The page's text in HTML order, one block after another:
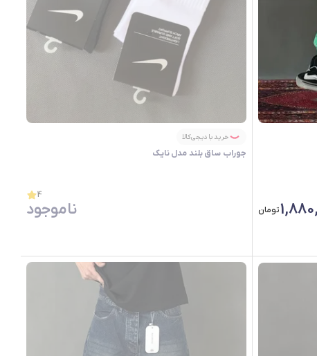
تومان
خرید با دیجی‌کالا
جوراب ساق بلند مدل نایـک
4
ناموجود